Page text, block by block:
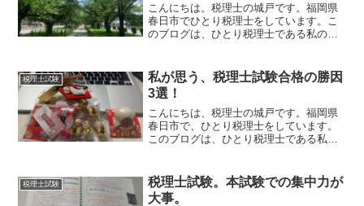
こんにちは。税理士の城戸です。福岡県
春日市でひとり税理士をしています。こ
のブログは、ひとり税理士である私の日
ック開幕。オリンピック、いよいよ始ま
りましたね。4年に1度の...
税理士試験
私が思う、税理士試験合格の勝因
3選！
こんにちは、税理士の城戸です。福岡県
春日市で、ひとり税理士をしています。
このブログは、ひとり税理士である私の
いえば？今日は、12月30日。もう、今年
も明日で終わりです...
税理士試験
税理士試験。本試験での集中力が
大事。